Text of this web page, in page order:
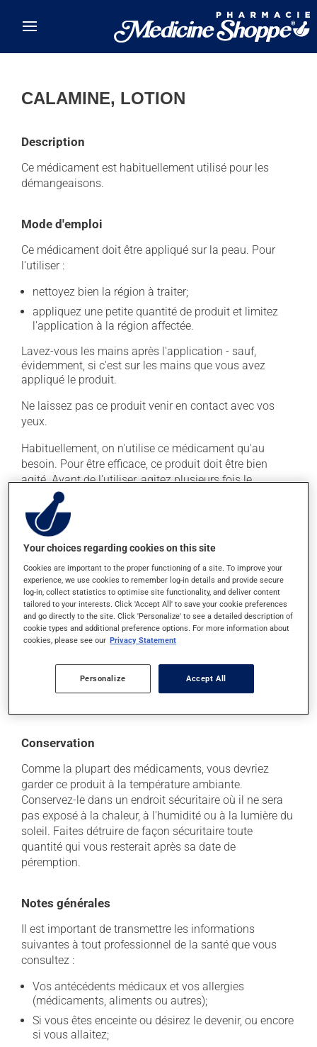
CALAMINE, LOTION
Description
Ce médicament est habituellement utilisé pour les
démangeaisons.
Mode d'emploi
Ce médicament doit être appliqué sur la peau. Pour
l'utiliser :
nettoyez bien la région à traiter;
appliquez une petite quantité de produit et limitez
l'application à la région affectée.
Lavez-vous les mains après l'application - sauf,
évidemment, si c'est sur les mains que vous avez
appliqué le produit.
Ne laissez pas ce produit venir en contact avec vos
yeux.
Habituellement, on n'utilise ce médicament qu'au
besoin. Pour être efficace, ce produit doit être bien
agité. Avant de l'utiliser, agitez plusieurs fois le
contenant.
Effets indésirables
Ce produit est généralement bien toléré et il est rare
que des effets secondaires soient rapportés par ceux
qui l'utilisent. À l'occasion, des réactions mineures
peuvent survenir, mais elles disparaissent d'elles-
mêmes rapidement, sans intervention. Si vous croyez
que ce produit est la cause d'un problème qui vous
déterminer si votre traitement en est la source et, au
Conservation
Comme la plupart des médicaments, vous devriez
garder ce produit à la température ambiante.
Conservez-le dans un endroit sécuritaire où il ne sera
pas exposé à la chaleur, à l'humidité ou à la lumière du
soleil. Faites détruire de façon sécuritaire toute
quantité qui vous resterait après sa date de
péremption.
Notes générales
Il est important de transmettre les informations
suivantes à tout professionnel de la santé que vous
consultez :
Vos antécédents médicaux et vos allergies
(médicaments, aliments ou autres);
Si vous êtes enceinte ou désirez le devenir, ou encore
si vous allaitez;
Your choices regarding cookies on this site
Cookies are important to the proper functioning of a site. To improve your
experience, we use cookies to remember log-in details and provide secure
log-in, collect statistics to optimise site functionality, and deliver content
tailored to your interests. Click 'Accept All' to save your cookie preferences
and go directly to the site. Click 'Personalize' to see a detailed description of
cookie types and additional preference options. For more information about
cookies, please see our Privacy Statement
Personalize Accept All